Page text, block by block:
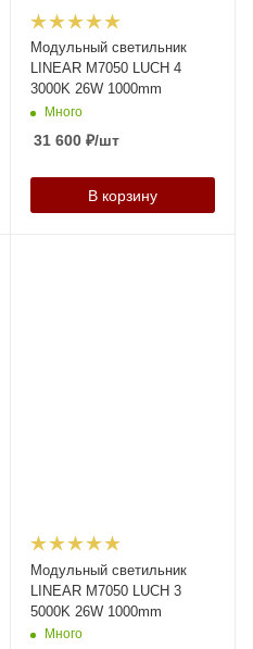
Модульный светильник
LINEAR M7050 LUCH 4
3000K 26W 1000mm
Много
31 600₽/шт
В корзину
Модульный светильник
LINEAR M7050 LUCH 3
5000K 26W 1000mm
Много